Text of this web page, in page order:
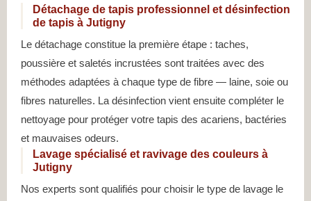
Détachage de tapis professionnel et désinfection
de tapis à Jutigny
Le détachage constitue la première étape : taches,
poussière et saletés incrustées sont traitées avec des
méthodes adaptées à chaque type de fibre — laine, soie ou
fibres naturelles. La désinfection vient ensuite compléter le
nettoyage pour protéger votre tapis des acariens, bactéries
et mauvaises odeurs.
Lavage spécialisé et ravivage des couleurs à
Jutigny
Nos experts sont qualifiés pour choisir le type de lavage le